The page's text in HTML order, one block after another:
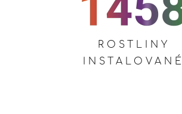
ROSTLINY
INSTALOVANÉ